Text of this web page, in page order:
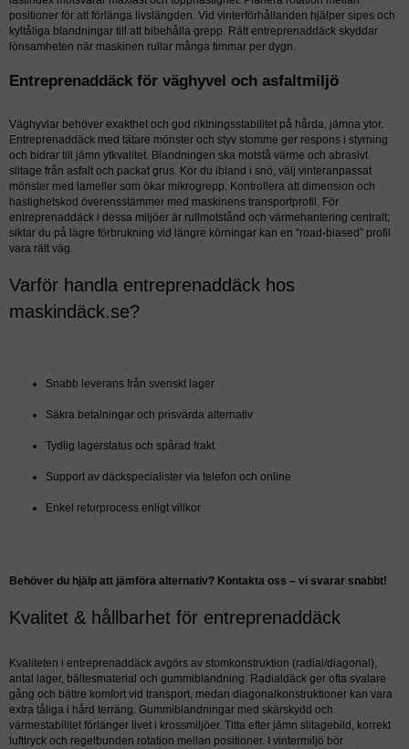
positioner för att förlänga livslängden. Vid vinterförhållanden hjälper sipes och
kyltåliga blandningar till att bibehålla grepp. Rätt entreprenaddäck skyddar
lönsamheten när maskinen rullar många timmar per dygn.
Entreprenaddäck för väghyvel och asfaltmiljö
Väghyvlar behöver exakthet och god riktningsstabilitet på hårda, jämna ytor.
Entreprenaddäck med tätare mönster och styv stomme ger respons i styrning
och bidrar till jämn ytkvalitet. Blandningen ska motstå värme och abrasivt
slitage från asfalt och packat grus. Kör du ibland i snö, välj vinteranpassat
mönster med lameller som ökar mikrogrepp. Kontrollera att dimension och
hastighetskod överensstämmer med maskinens transportprofil. För
entreprenaddäck i dessa miljöer är rullmotstånd och värmehantering centralt;
siktar du på lägre förbrukning vid längre körningar kan en “road-biased” profil
vara rätt väg.
Varför handla entreprenaddäck hos
maskindäck.se?
Snabb leverans från svenskt lager
Säkra betalningar och prisvärda alternativ
Tydlig lagerstatus och spårad frakt
Support av däckspecialister via telefon och online
Enkel returprocess enligt villkor
Behöver du hjälp att jämföra alternativ? Kontakta oss – vi svarar snabbt!
Kvalitet & hållbarhet för entreprenaddäck
Kvaliteten i entreprenaddäck avgörs av stomkonstruktion (radial/diagonal),
antal lager, bältesmaterial och gummiblandning. Radialdäck ger ofta svalare
gång och bättre komfort vid transport, medan diagonalkonstruktioner kan vara
extra tåliga i hård terräng. Gummiblandningar med skärskydd och
värmestabilitet förlänger livet i krossmiljöer. Titta efter jämn slitagebild, korrekt
lufttryck och regelbunden rotation mellan positioner. I vintermiljö bör